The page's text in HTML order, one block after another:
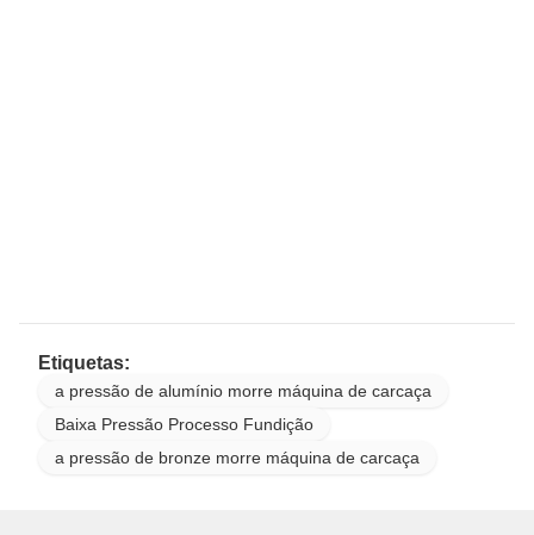
Etiquetas:
a pressão de alumínio morre máquina de carcaça
Baixa Pressão Processo Fundição
a pressão de bronze morre máquina de carcaça